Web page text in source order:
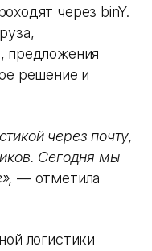
через binY.
предложения
решение и
через почту,
Сегодня мы
— отметила
логистики